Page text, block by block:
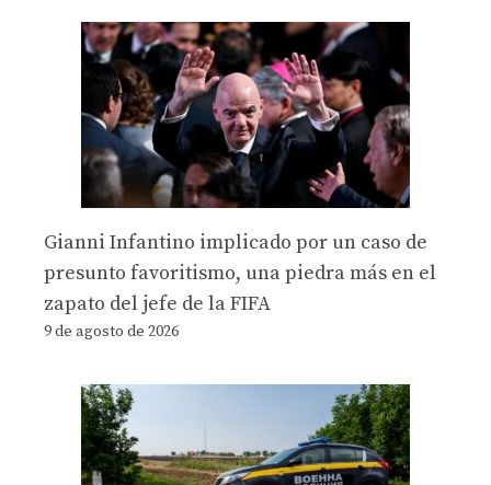
Gianni Infantino implicado por un caso de
presunto favoritismo, una piedra más en el
zapato del jefe de la FIFA
9 de agosto de 2026